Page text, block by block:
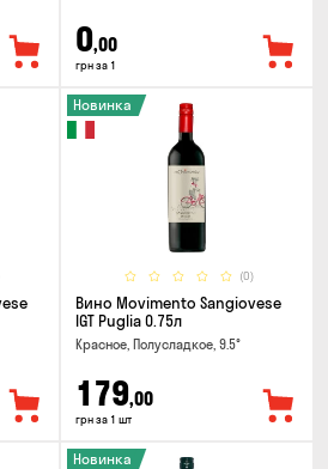
0,00
грн за 1
(0)
Новинка
Вино Movimento Sangiovese
IGT Puglia 0.75л
Красное, Полусладкое, 9.5°
179,00
грн за 1 шт
Новинка